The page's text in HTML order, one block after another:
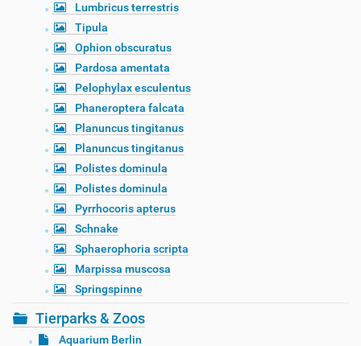
Lumbricus terrestris
Tipula
Ophion obscuratus
Pardosa amentata
Pelophylax esculentus
Phaneroptera falcata
Planuncus tingitanus
Planuncus tingitanus
Polistes dominula
Polistes dominula
Pyrrhocoris apterus
Schnake
Sphaerophoria scripta
Marpissa muscosa
Springspinne
Tierparks & Zoos
Aquarium Berlin